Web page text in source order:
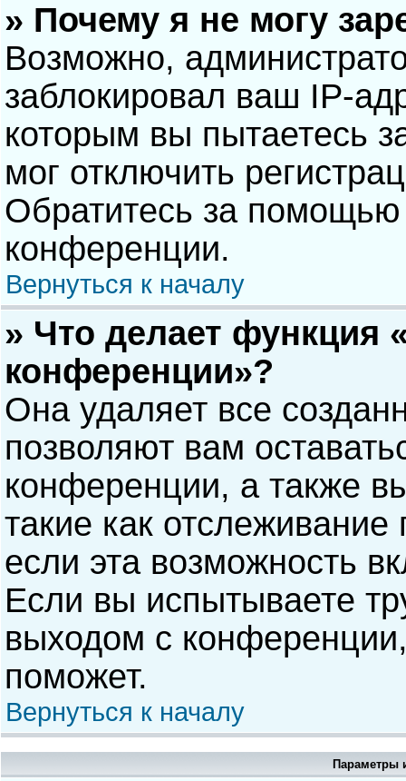
» Почему я не могу
Возможно,
заблокировал ваш IP-
которым вы пытаетесь
мог отключить
Обратитесь за помощью
конференции.
Вернуться к началу
» Что делает функция
конференции»?
Она удаляет все
позволяют вам
конференции, а также
такие как
если эта возможность
Если вы испытываете
выходом с
поможет.
Вернуться к началу
Параметры